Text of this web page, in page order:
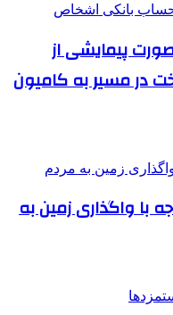
پیمایشی از
در مسیر به کامیون
واگذاری زمین‌ به